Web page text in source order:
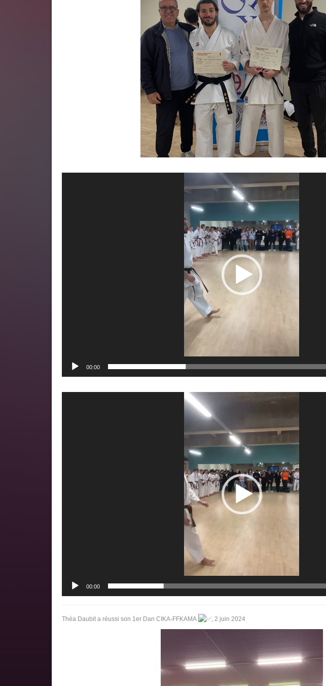
00:00
00:00
Théa Daubit a réussi son 1er Dan CIKA-FFKAMA , 2 juin 2024